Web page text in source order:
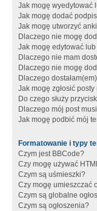
Jak mogę wyedytować
Jak mogę dodać
Jak mogę utworzyć
Dlaczego nie mogę
Jak mogę edytować
Dlaczego nie mam
Dlaczego nie mogę
Dlaczego
Jak mogę zgłosić
Do czego służy
Dlaczego mój post
Jak mogę podbić mój
Formatowanie i typy
Czym jest BBCode?
Czy mogę używać
Czym są uśmieszki?
Czy mogę umieszczać
Czym są globalne
Czym są ogłoszenia?